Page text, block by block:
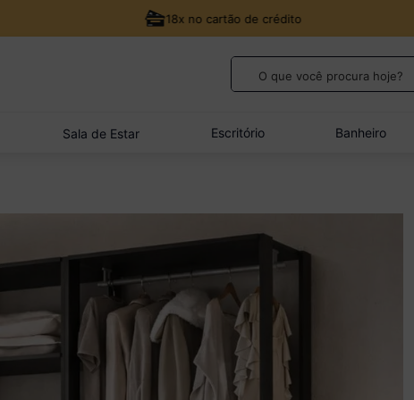
18x no cartão de crédito
O que você procura hoje?
Sala de Estar Escritório Banheiro
4
quarto bebê completo